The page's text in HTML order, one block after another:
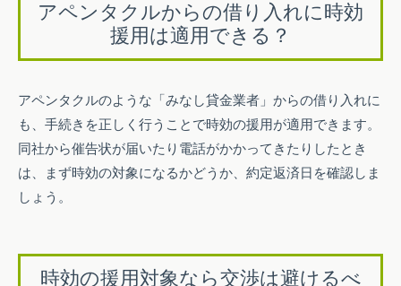
アペンタクルからの借り入れに時効
援用は適用できる？
アペンタクルのような「みなし貸金業者」からの借り入れに
も、手続きを正しく行うことで時効の援用が適用できます。
同社から催告状が届いたり電話がかかってきたりしたとき
は、まず時効の対象になるかどうか、約定返済日を確認しま
しょう。
時効の援用対象なら交渉は避けるべ